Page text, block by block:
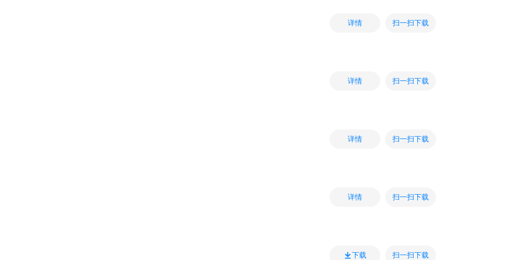
详情 扫一扫下载
详情 扫一扫下载
详情 扫一扫下载
详情 扫一扫下载
下载 扫一扫下载